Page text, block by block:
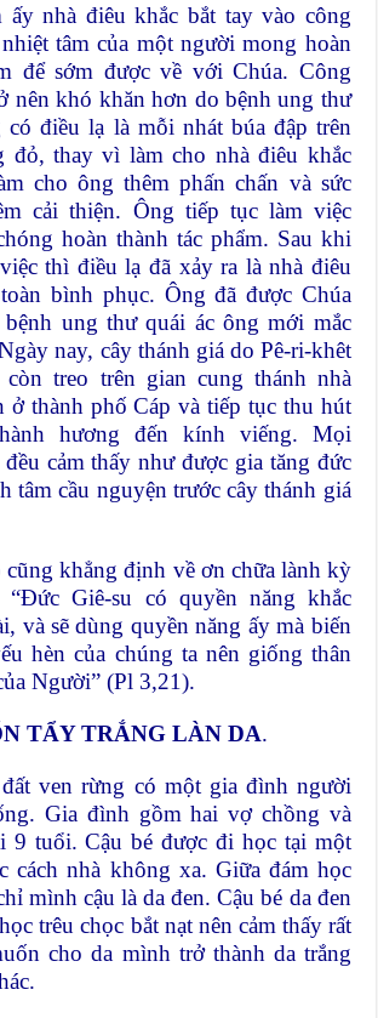
nhà điêu khắc bắt tay vào công
tâm của một người mong hoàn
để sớm được về với Chúa. Công
nên khó khăn hơn do bệnh ung thư
có điều lạ là mỗi nhát búa đập trên
đỏ, thay vì làm cho nhà điêu khắc
cho ông thêm phấn chấn và sức
cải thiện. Ông tiếp tục làm việc
hoàn thành tác phẩm. Sau khi
thì điều lạ đã xảy ra là nhà điêu
bình phục. Ông đã được Chúa
ung thư quái ác ông mới mắc
nay, cây thánh giá do Pê-ri-khêt
treo trên gian cung thánh nhà
ở thành phố Cáp và tiếp tục thu hút
hương đến kính viếng. Mọi
cảm thấy như được gia tăng đức
tâm cầu nguyện trước cây thánh giá
cũng khẳng định về ơn chữa lành kỳ
“Đức Giê-su có quyền năng khắc
và sẽ dùng quyền năng ấy mà biến
hèn của chúng ta nên giống thân
Người” (Pl 3,21).
TẨY TRẮNG LÀN DA.
ven rừng có một gia đình người
Gia đình gồm hai vợ chồng và
9 tuổi. Cậu bé được đi học tại một
cách nhà không xa. Giữa đám học
mình cậu là da đen. Cậu bé da đen
trêu chọc bắt nạt nên cảm thấy rất
cho da mình trở thành da trắng